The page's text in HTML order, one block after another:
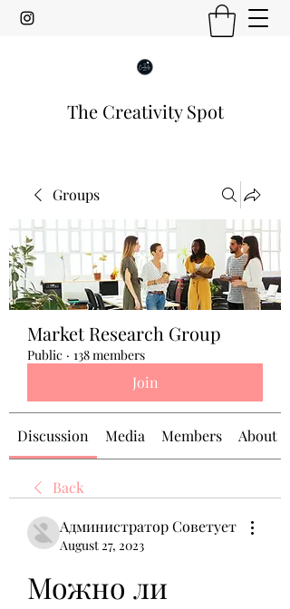
The Creativity Spot
Groups
Market Research Group
Public · 138 members
Join
Discussion Media Members About
Back
Администратор Советует
August 27, 2023
Можно ли